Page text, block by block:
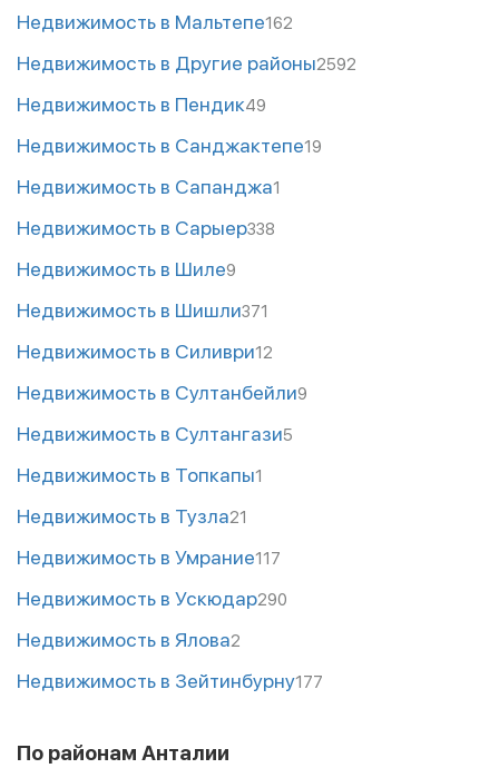
Недвижимость в Мальтепе162
Недвижимость в Другие районы2592
Недвижимость в Пендик49
Недвижимость в Санджактепе19
Недвижимость в Сапанджа1
Недвижимость в Сарыер338
Недвижимость в Шиле9
Недвижимость в Шишли371
Недвижимость в Силиври12
Недвижимость в Султанбейли9
Недвижимость в Султангази5
Недвижимость в Топкапы1
Недвижимость в Тузла21
Недвижимость в Умрание117
Недвижимость в Ускюдар290
Недвижимость в Ялова2
Недвижимость в Зейтинбурну177
По районам Анталии